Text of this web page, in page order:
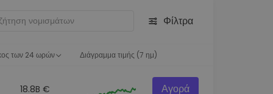
Φίλτρα
των 24 ωρών Διάγραμμα τιμής (7 ημ)
18.8B € Αγορά